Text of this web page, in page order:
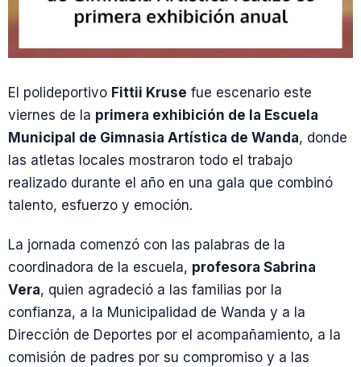
El polideportivo Fittii Kruse fue escenario este
viernes de la primera exhibición de la Escuela
Municipal de Gimnasia Artística de Wanda, donde
las atletas locales mostraron todo el trabajo
realizado durante el año en una gala que combinó
talento, esfuerzo y emoción.
La jornada comenzó con las palabras de la
coordinadora de la escuela, profesora Sabrina
Vera, quien agradeció a las familias por la
confianza, a la Municipalidad de Wanda y a la
Dirección de Deportes por el acompañamiento, a la
comisión de padres por su compromiso y a las